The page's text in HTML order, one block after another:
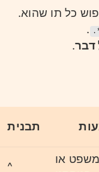
כל תו שהוא.
.
דבר.
תבנית
^
או